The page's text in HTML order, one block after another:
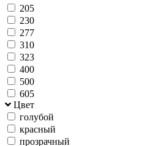
205
230
277
310
323
400
500
605
Цвет
голубой
красный
прозрачный